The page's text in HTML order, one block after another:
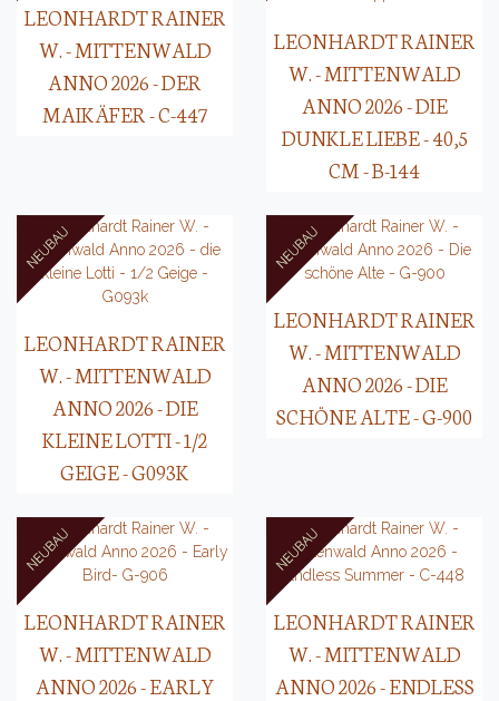
LEONHARDT RAINER
W. - MITTENWALD
ANNO 2026 - DER
MAIKÄFER - C-447
LEONHARDT RAINER
W. - MITTENWALD
ANNO 2026 - DIE
DUNKLE LIEBE - 40,5
CM - B-144
LEONHARDT RAINER
W. - MITTENWALD
ANNO 2026 - DIE
KLEINE LOTTI - 1/2
GEIGE - G093K
LEONHARDT RAINER
W. - MITTENWALD
ANNO 2026 - DIE
SCHÖNE ALTE - G-900
LEONHARDT RAINER
W. - MITTENWALD
ANNO 2026 - EARLY
LEONHARDT RAINER
W. - MITTENWALD
ANNO 2026 - ENDLESS